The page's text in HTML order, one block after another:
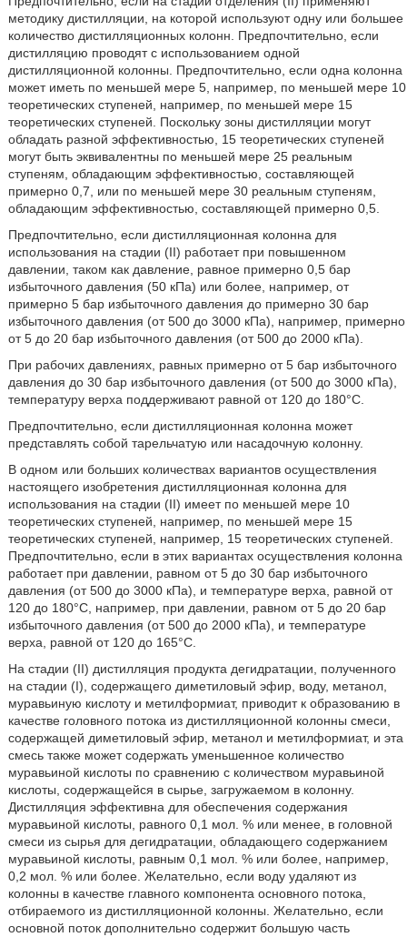
методику дистилляции, на которой используют одну или большее
количество дистилляционных колонн. Предпочтительно, если
дистилляцию проводят с использованием одной
дистилляционной колонны. Предпочтительно, если одна колонна
может иметь по меньшей мере 5, например, по меньшей мере 10
теоретических ступеней, например, по меньшей мере 15
теоретических ступеней. Поскольку зоны дистилляции могут
обладать разной эффективностью, 15 теоретических ступеней
могут быть эквивалентны по меньшей мере 25 реальным
ступеням, обладающим эффективностью, составляющей
примерно 0,7, или по меньшей мере 30 реальным ступеням,
обладающим эффективностью, составляющей примерно 0,5.
Предпочтительно, если дистилляционная колонна для
использования на стадии (II) работает при повышенном
давлении, таком как давление, равное примерно 0,5 бар
избыточного давления (50 кПа) или более, например, от
примерно 5 бар избыточного давления до примерно 30 бар
избыточного давления (от 500 до 3000 кПа), например, примерно
от 5 до 20 бар избыточного давления (от 500 до 2000 кПа).
При рабочих давлениях, равных примерно от 5 бар избыточного
давления до 30 бар избыточного давления (от 500 до 3000 кПа),
температуру верха поддерживают равной от 120 до 180°С.
Предпочтительно, если дистилляционная колонна может
представлять собой тарельчатую или насадочную колонну.
В одном или больших количествах вариантов осуществления
настоящего изобретения дистилляционная колонна для
использования на стадии (II) имеет по меньшей мере 10
теоретических ступеней, например, по меньшей мере 15
теоретических ступеней, например, 15 теоретических ступеней.
Предпочтительно, если в этих вариантах осуществления колонна
работает при давлении, равном от 5 до 30 бар избыточного
давления (от 500 до 3000 кПа), и температуре верха, равной от
120 до 180°С, например, при давлении, равном от 5 до 20 бар
избыточного давления (от 500 до 2000 кПа), и температуре
верха, равной от 120 до 165°С.
На стадии (II) дистилляция продукта дегидратации, полученного
на стадии (I), содержащего диметиловый эфир, воду, метанол,
муравьиную кислоту и метилформиат, приводит к образованию в
качестве головного потока из дистилляционной колонны смеси,
содержащей диметиловый эфир, метанол и метилформиат, и эта
смесь также может содержать уменьшенное количество
муравьиной кислоты по сравнению с количеством муравьиной
кислоты, содержащейся в сырье, загружаемом в колонну.
Дистилляция эффективна для обеспечения содержания
муравьиной кислоты, равного 0,1 мол. % или менее, в головной
смеси из сырья для дегидратации, обладающего содержанием
муравьиной кислоты, равным 0,1 мол. % или более, например,
0,2 мол. % или более. Желательно, если воду удаляют из
колонны в качестве главного компонента основного потока,
отбираемого из дистилляционной колонны. Желательно, если
основной поток дополнительно содержит большую часть